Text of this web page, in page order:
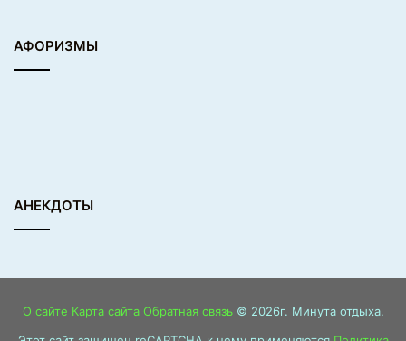
АФОРИЗМЫ
АНЕКДОТЫ
О сайте Карта сайта Обратная связь© 2026г. Минута отдыха.